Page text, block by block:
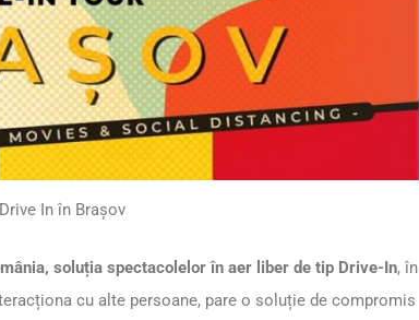
In în Brașov
soluția spectacolelor în aer liber de tip Drive-In, în
cu alte persoane, pare o soluție de compromis